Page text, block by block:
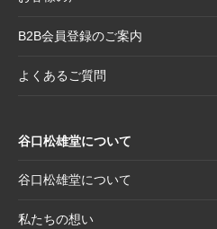
2025.8.19
【新商品案内】躍
ダー受付開始
2025.6.11
【新商品】「日本
B2B会員登録のご案内
よくあるご質問
谷口松雄堂について
谷口松雄堂について
私たちの想い